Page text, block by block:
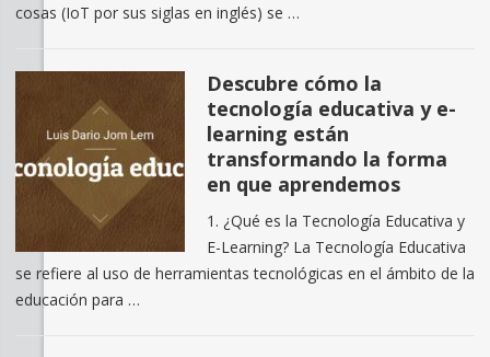
cosas (IoT por sus siglas en inglés) se …
Descubre cómo la
tecnología educativa y e-
learning están
transformando la forma
en que aprendemos
1. ¿Qué es la Tecnología Educativa y
E-Learning? La Tecnología Educativa
se refiere al uso de herramientas tecnológicas en el ámbito de la
educación para …